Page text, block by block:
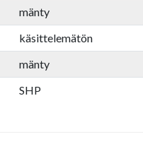
mänty
käsittelemätön
mänty
SHP